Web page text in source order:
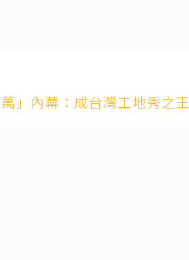
」內幕：成台灣工地秀之王